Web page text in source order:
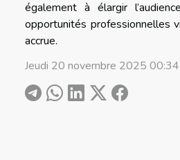
également à élargir
opportunités professionnelles
accrue.
Jeudi 20 novembre 2025 00:34